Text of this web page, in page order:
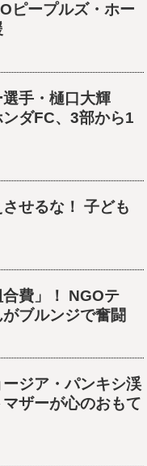
ピープルズ・ホー
選手・樋口大輝
ダFC、3部から1
せるな！ 子ども
費」！ NGOテ
ブルンジで奮闘
ージア・パンキシ渓
ザーが心のおもて